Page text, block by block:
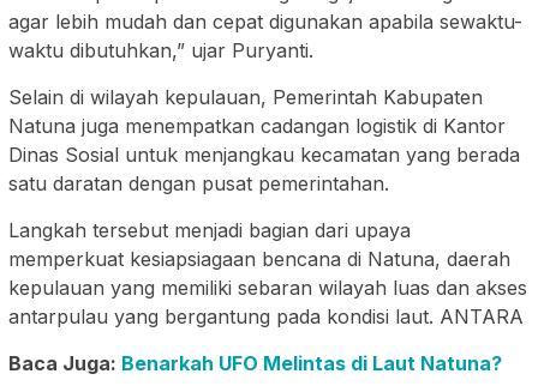
agar lebih mudah dan cepat digunakan apabila sewaktu-
waktu dibutuhkan,” ujar Puryanti.
Selain di wilayah kepulauan, Pemerintah Kabupaten
Natuna juga menempatkan cadangan logistik di Kantor
Dinas Sosial untuk menjangkau kecamatan yang berada
satu daratan dengan pusat pemerintahan.
Langkah tersebut menjadi bagian dari upaya
memperkuat kesiapsiagaan bencana di Natuna, daerah
kepulauan yang memiliki sebaran wilayah luas dan akses
antarpulau yang bergantung pada kondisi laut. ANTARA
Baca Juga: Benarkah UFO Melintas di Laut Natuna?